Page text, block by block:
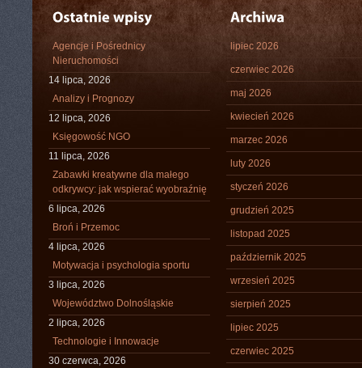
Agencje i Pośrednicy
Nieruchomości
14 lipca, 2026
Analizy i Prognozy
12 lipca, 2026
Księgowość NGO
11 lipca, 2026
Zabawki kreatywne dla małego
odkrywcy: jak wspierać wyobraźnię
6 lipca, 2026
Broń i Przemoc
4 lipca, 2026
Motywacja i psychologia sportu
3 lipca, 2026
Województwo Dolnośląskie
2 lipca, 2026
Technologie i Innowacje
30 czerwca, 2026
lipiec 2026
czerwiec 2026
maj 2026
kwiecień 2026
marzec 2026
luty 2026
styczeń 2026
grudzień 2025
listopad 2025
październik 2025
wrzesień 2025
sierpień 2025
lipiec 2025
czerwiec 2025